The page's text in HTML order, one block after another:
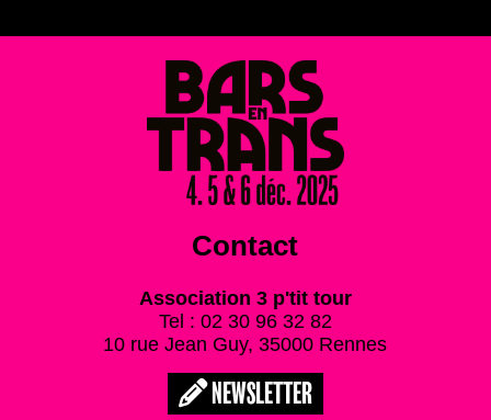
Contact
Association 3 p'tit tour
Tel : 02 30 96 32 82
10 rue Jean Guy, 35000 Rennes
NEWSLETTER